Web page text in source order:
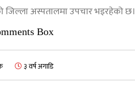
जिल्ला अस्पतालमा उपचार भइरहेको छ।
Box
३ वर्ष अगाडि